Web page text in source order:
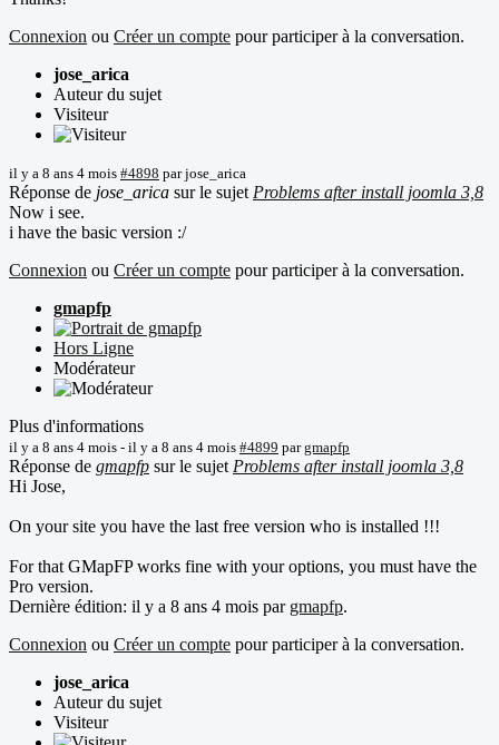
Connexion ou Créer un compte pour participer à la conversation.
jose_arica
Auteur du sujet
Visiteur
il y a 8 ans 4 mois #4898 parjose_arica
Réponse de jose_arica sur le sujet Problems after install joomla 3,8
Now i see.
i have the basic version :/
Connexion ou Créer un compte pour participer à la conversation.
gmapfp
Hors Ligne
Modérateur
Plus d'informations
il y a 8 ans 4 mois - il y a 8 ans 4 mois #4899 pargmapfp
Réponse de gmapfp sur le sujet Problems after install joomla 3,8
Hi Jose,
On your site you have the last free version who is installed !!!
For that GMapFP works fine with your options, you must have the
Pro version.
Dernière édition: il y a 8 ans 4 mois par gmapfp.
Connexion ou Créer un compte pour participer à la conversation.
jose_arica
Auteur du sujet
Visiteur